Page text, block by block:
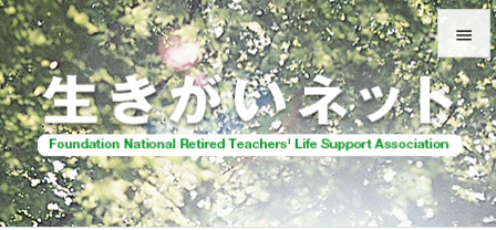


メニュ

前へ

次へ